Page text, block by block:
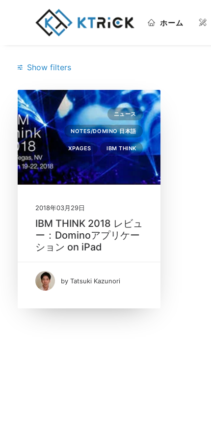
ホーム
Show filters
Categories
IBM THINK (1)
Notes/Domino 日本語 (1)
XPages
ニュース (1)
Search
ニュース
NOTES/DOMINO 日本語
XPAGES IBM THINK
2018年03月29日
IBM THINK 2018 レビュ
ー：Dominoアプリケー
ション on iPad
by Tatsuki Kazunori